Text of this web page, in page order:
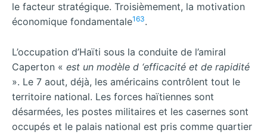
le facteur stratégique. Troisièmement, la motivation
économique fondamentale163.
L’occupation d’Haïti sous la conduite de l’amiral
Caperton « est un modèle d ‘efficacité et de rapidité
». Le 7 aout, déjà, les américains contrôlent tout le
territoire national. Les forces haïtiennes sont
désarmées, les postes militaires et les casernes sont
occupés et le palais national est pris comme quartier